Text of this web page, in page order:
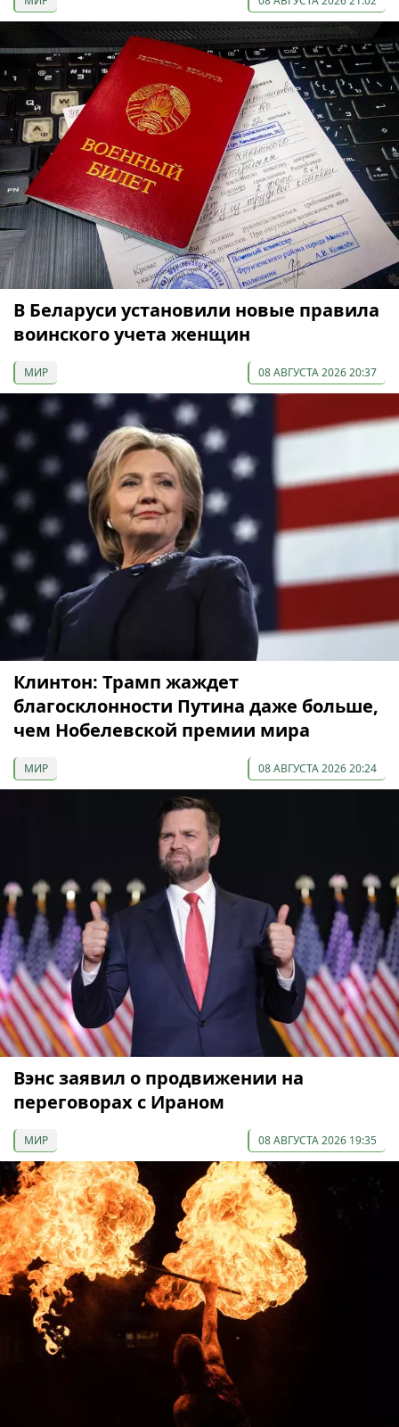
В Беларуси установили новые правила
воинского учета женщин
МИР 08 АВГУСТА 2026 20:37
Клинтон: Трамп жаждет
благосклонности Путина даже больше,
чем Нобелевской премии мира
МИР 08 АВГУСТА 2026 20:24
Вэнс заявил о продвижении на
переговорах с Ираном
МИР 08 АВГУСТА 2026 19:35